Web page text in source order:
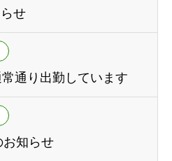
せ
通り出勤しています
知らせ